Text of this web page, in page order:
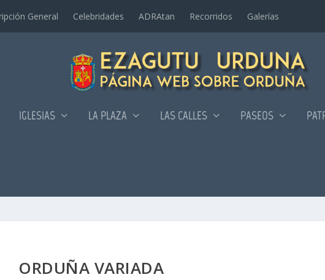
General Celebridades ADRAtan Recorridos Galerí­as
IGLESIAS LA PLAZA LAS CALLES PASEOS
ORDUÑA VARIADA